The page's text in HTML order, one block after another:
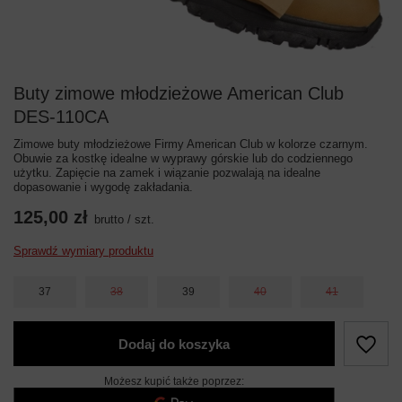
Buty zimowe młodzieżowe American Club
DES-110CA
Zimowe buty młodzieżowe Firmy American Club w kolorze czarnym.
Obuwie za kostkę idealne w wyprawy górskie lub do codziennego
użytku. Zapięcie na zamek i wiązanie pozwalają na idealne
dopasowanie i wygodę zakładania.
125,00 zł brutto / szt.
Sprawdź wymiary produktu
37 38 39 40 41
Dodaj do koszyka
Możesz kupić także poprzez: